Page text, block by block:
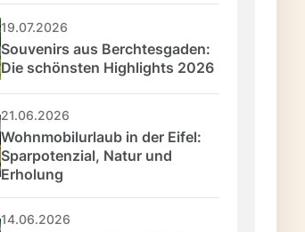
19.07.2026
Souvenirs aus Berchtesgaden:
Die schönsten Highlights 2026
21.06.2026
Wohnmobilurlaub in der Eifel:
Sparpotenzial, Natur und
Erholung
14.06.2026